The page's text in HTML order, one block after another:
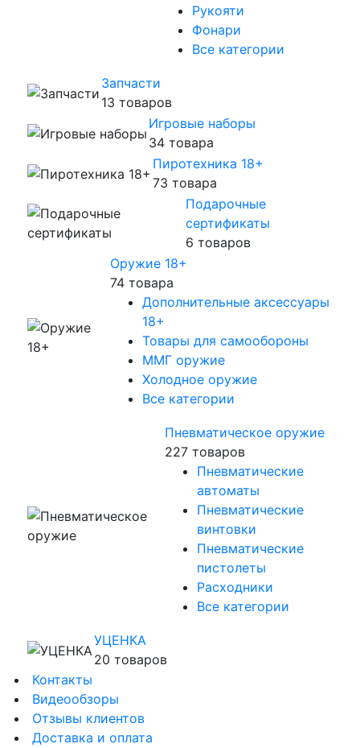
Рукояти
Фонари
Все категории
Запчасти
13 товаров
Игровые наборы
34 товара
Пиротехника 18+
73 товара
Подарочные
сертификаты
6 товаров
Оружие 18+
74 товара
Дополнительные аксессуары
18+
Товары для самообороны
ММГ оружие
Холодное оружие
Все категории
Пневматическое оружие
227 товаров
Пневматические
автоматы
Пневматические
винтовки
Пневматические
пистолеты
Расходники
Все категории
УЦЕНКА
20 товаров
Контакты
Видеообзоры
Отзывы клиентов
Доставка и оплата